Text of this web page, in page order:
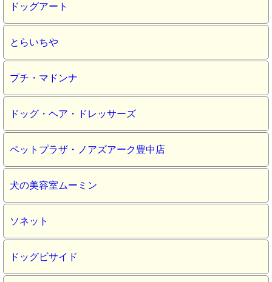
ドッグアート
とらいちや
プチ・マドンナ
ドッグ・ヘア・ドレッサーズ
ペットプラザ・ノアズアーク豊中店
犬の美容室ムーミン
ソネット
ドッグビサイド